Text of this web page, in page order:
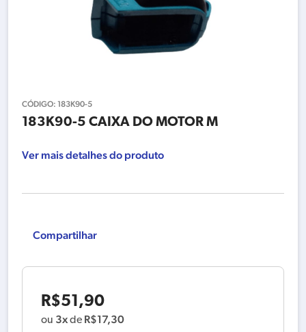
CÓDIGO: 183K90-5
183K90-5 CAIXA DO MOTOR M
Ver mais detalhes do produto
Compartilhar
R$51,90
ou 3xde R$17,30